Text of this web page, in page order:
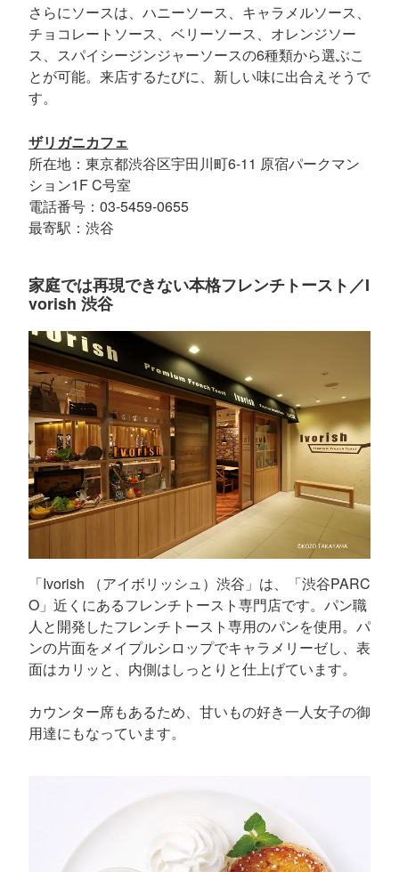
さらにソースは、ハニーソース、キャラメルソース、
チョコレートソース、ベリーソース、オレンジソー
ス、スパイシージンジャーソースの6種類から選ぶこ
とが可能。来店するたびに、新しい味に出合えそうで
す。
ザリガニカフェ
所在地：東京都渋谷区宇田川町6-11 原宿パークマン
ション1F C号室
電話番号：03-5459-0655
最寄駅：渋谷
家庭では再現できない本格フレンチトースト／I
vorish 渋谷
「Ivorish （アイボリッシュ）渋谷」は、「渋谷PARC
O」近くにあるフレンチトースト専門店です。パン職
人と開発したフレンチトースト専用のパンを使用。パ
ンの片面をメイプルシロップでキャラメリーゼし、表
面はカリッと、内側はしっとりと仕上げています。
カウンター席もあるため、甘いもの好き一人女子の御
用達にもなっています。